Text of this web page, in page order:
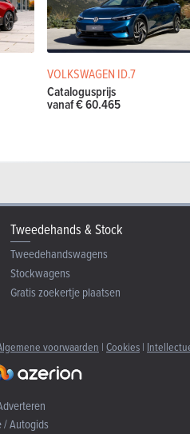
VOLKSWAGEN ID.7
Catalogusprijs
vanaf € 60.465
Tweedehands & Stock
Tweedehandswagens
Stockwagens
Gratis zoekertje plaatsen
voorwaarden | Cookies |
/ Autogids